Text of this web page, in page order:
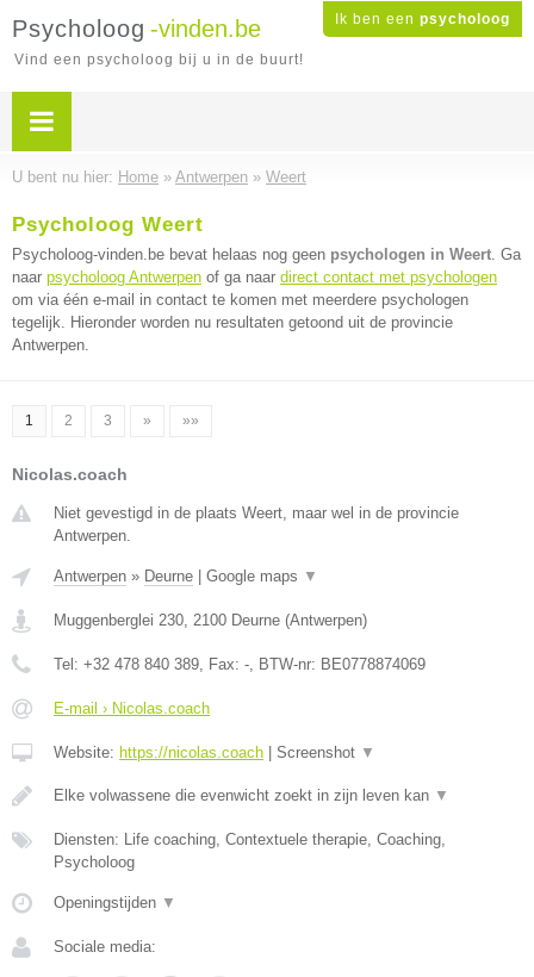
Ik ben een psycholoog
Psycholoog -vinden.be
Vind een psycholoog bij u in de buurt!
U bent nu hier: Home » Antwerpen » Weert
Psycholoog Weert
Psycholoog-vinden.be bevat helaas nog geen psychologen in Weert. Ga
naar psycholoog Antwerpen of ga naar direct contact met psychologen
om via één e-mail in contact te komen met meerdere psychologen
tegelijk. Hieronder worden nu resultaten getoond uit de provincie
Antwerpen.
1 2 3 » »»
Nicolas.coach
Niet gevestigd in de plaats Weert, maar wel in de provincie
Antwerpen.
Antwerpen » Deurne Google maps ▼
Muggenberglei 230, 2100 Deurne (Antwerpen)
Tel: +32 478 840 389, Fax: -, BTW-nr: BE0778874069
E-mail › Nicolas.coach
Website: https://nicolas.coach Screenshot ▼
Elke volwassene die evenwicht zoekt in zijn leven kan ▼
Diensten: Life coaching, Contextuele therapie, Coaching,
Psycholoog
Openingstijden ▼
Sociale media: